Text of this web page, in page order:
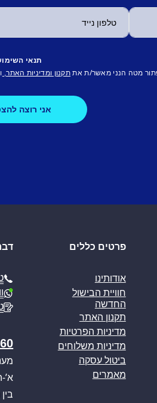
תנאי
מטה הנני מאשר/ת את תקנון ומדיניות האתר,
פרטים כללים
אודותינו
חוויית הבישול
החדשה
תקנון האתר
מדיניות הפרטיות
מדיניות משלוחים
ביטול עסקה
מאמרים
א’-